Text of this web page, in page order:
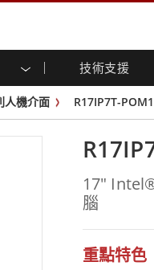
技術支援
工業電腦及人機介
人機介面 (投射電容觸
工業電腦 (投射電容觸
工業電腦 (電阻觸控)
不銹鋼系列
G-WIN系列 / IP67設計
防爆等级
長條形數位電子看板
邊緣運算人工智慧工業
能源, 化工, 防爆
食品藥廠解決方
倉儲物流解決方
衛生保健解決方
重工業解決方案
企業永續
客戶服務中心
產品變更通知
虛擬實境展會
人機介面 R17IP7T-POM1
17"
腦
重點特色